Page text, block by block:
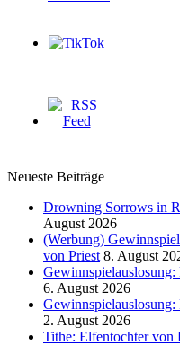
Neueste Beiträge
Drowning Sorrows in
August 2026
(Werbung)
von Priest 8. August
6. August 2026
2. August 2026
Tithe: Elfentochter